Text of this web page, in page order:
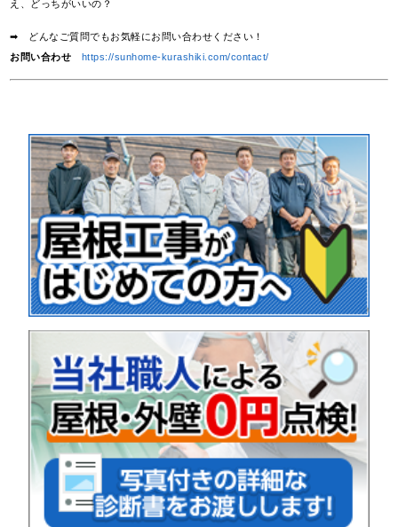
え、どっちがいいの？
➡ どんなご質問でもお気軽にお問い合わせください！
お問い合わせ
https://sunhome-kurashiki.com/contact/